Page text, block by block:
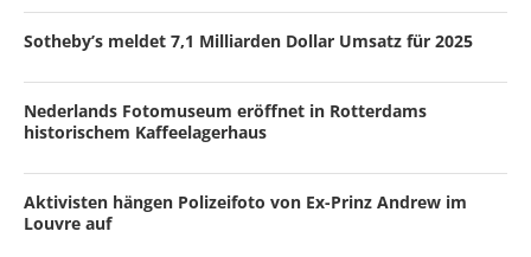
Sotheby’s meldet 7,1 Milliarden Dollar Umsatz für 2025
Nederlands Fotomuseum eröffnet in Rotterdams
historischem Kaffeelagerhaus
Aktivisten hängen Polizeifoto von Ex-Prinz Andrew im
Louvre auf